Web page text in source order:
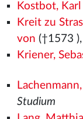
Kostbot, Karl
Kreit zu
von (†1573 ),
Kriener,
Studium